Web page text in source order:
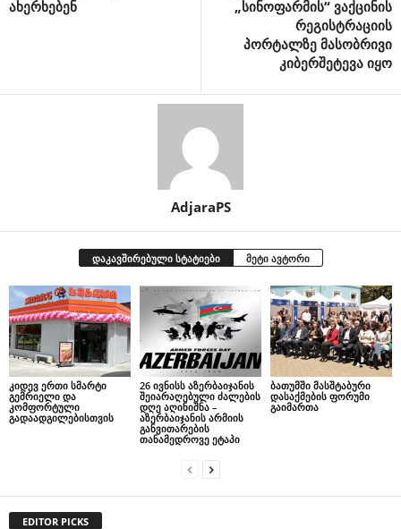
ახერხებენ
„სინოფარმის“ ვაქცინის
რეგისტრაციის
პორტალზე მასობრივი
კიბერშეტევა იყო
AdjaraPS
დაკავშირებული სტატიები მეტი ავტორი
კიდევ ერთი სმარტი
გემრიელი და
კომფორტული
გადაადგილებისთვის
26 ივნისს აზერბაიჯანის
შეიარაღებული ძალების
დღე აღინიშნა –
აზერბაიჯანის არმიის
განვითარების
თანამედროვე ეტაპი
ბათუმში მასშტაბური
დასაქმების ფორუმი
გაიმართა
EDITOR PICKS